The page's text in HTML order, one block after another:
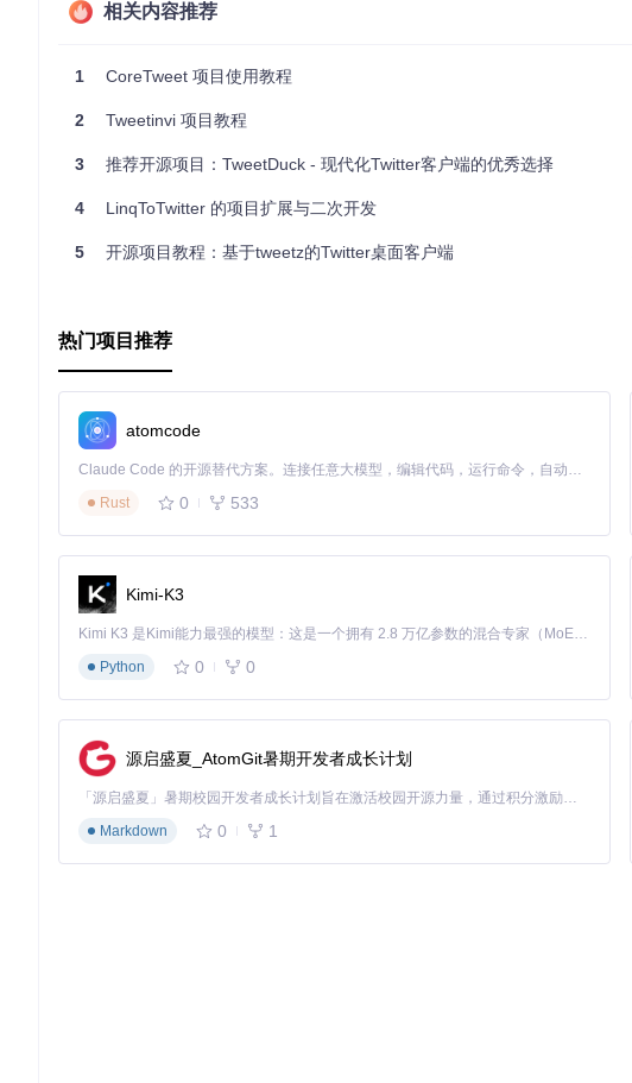
简单易用：CoreTweet通过简单的API设计，让认证和操作Twitter变得直观。
全面覆盖Twitter API：包括常规请求和流式API。
文档丰富：提供详细的API参考和示例。
中无缝集成Twitter功能的库，不妨试试CoreTweet。
相关内容推荐
1 CoreTweet 项目使用教程
2 Tweetinvi 项目教程
3 推荐开源项目：TweetDuck - 现代化Twitter客户端的优秀选择
4 LinqToTwitter 的项目扩展与二次开发
5 开源项目教程：基于tweetz的Twitter桌面客户端
热门项目推荐
atomcode
Claude Code 的开源替代方案。连接任意大模型，编辑代码，运行命令，自动验证 — 全自动执行。用 Rust 构建，极致性能。 ｜ An open-source alternative to Claude Code. Connect any LLM, edit code, run commands, and verify changes — autonomously. Built in Rust for speed. Get Started
Rust
0 533
Kimi-K3
Kimi K3 是Kimi能力最强的模型：这是一个拥有 2.8 万亿参数的混合专家（MoE）模型，具备原生视觉理解能力，并支持 100 万 token 的上下文窗口。
Python
0 0
源启盛夏_AtomGit暑期开发者成长计划
「源启盛夏」暑期校园开发者成长计划旨在激活校园开源力量，通过积分激励、认证扶持、资源倾斜等形式，引导高校组织和开发者完成「入驻 — 建项目 — 做贡献 — 获认证 — 得资源」的完整闭环。无论你是想带领社团入驻平台的组织者，还是希望用代码贡献证明自己的开发者，都能在这里找到属于你的成长路径。
Markdown
0 1